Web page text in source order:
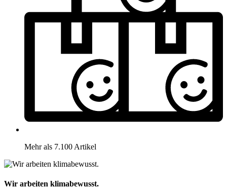
Mehr als 7.100 Artikel
Wir arbeiten klimabewusst.